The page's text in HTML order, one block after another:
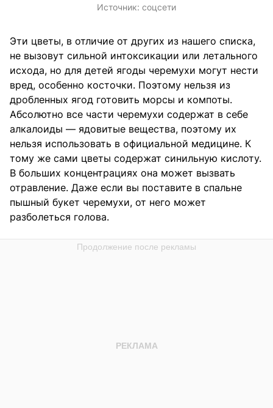
Источник: соцсети
Эти цветы, в отличие от других из нашего списка,
не вызовут сильной интоксикации или летального
исхода, но для детей ягоды черемухи могут нести
вред, особенно косточки. Поэтому нельзя из
дробленных ягод готовить морсы и компоты.
Абсолютно все части черемухи содержат в себе
алкалоиды — ядовитые вещества, поэтому их
нельзя использовать в официальной медицине. К
тому же сами цветы содержат синильную кислоту.
В больших концентрациях она может вызвать
отравление. Даже если вы поставите в спальне
пышный букет черемухи, от него может
разболеться голова.